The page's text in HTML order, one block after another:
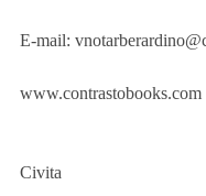
E-mail:
www.contrastobooks.com
Civita